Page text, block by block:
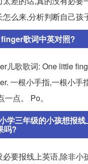
么来,分析判断自己孩
歌词中英对照?
儿歌歌词: One little
一根小手指,一根小手
点。 Po。
学三年级的小孩想报
吗?
要报线上英语,除非小